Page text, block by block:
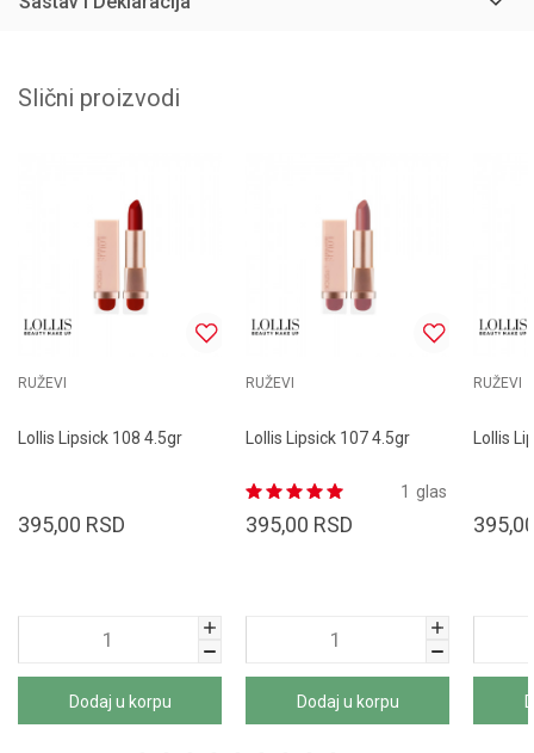
Slični proizvodi
RUŽEVI
Lollis Lipsick 108 4.5gr
395,00 RSD
Dodaj u korpu
RUŽEVI
Lollis Lipsick 107 4.5gr
glas
1
395,00 RSD
Dodaj u korpu
RUŽEVI
Lollis